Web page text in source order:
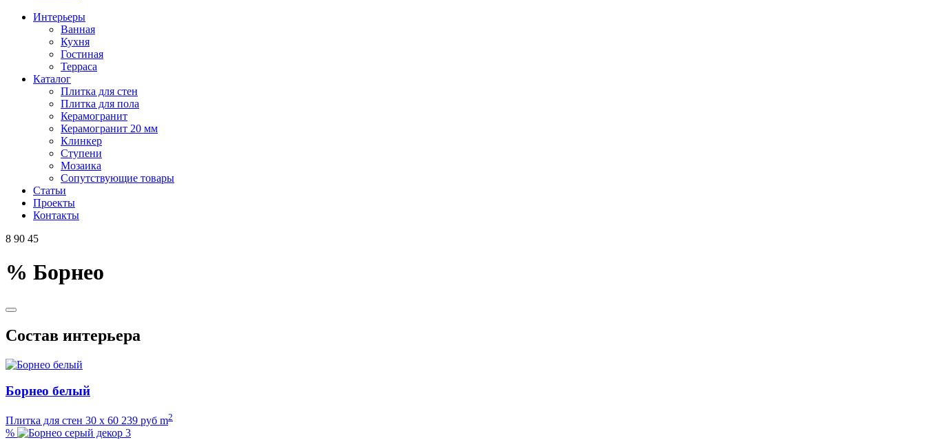
Интерьеры
Ванная
Кухня
Гостиная
Терраса
Каталог
Плитка для стен
Плитка для пола
Керамогранит
Керамогранит 20 мм
Клинкер
Ступени
Мозаика
Сопутствующие товары
Статьи
Проекты
Контакты
8 90 45
% Борнео
Состав интерьера
Борнео белый
Плитка для стен 30 х 60 239 руб m2
%